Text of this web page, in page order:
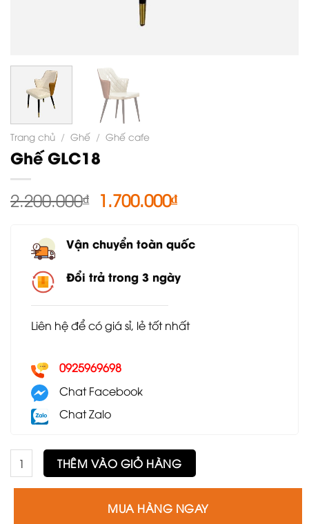
Trang chủ / Ghế / Ghế cafe
Ghế GLC18
2.200.000₫ Giá
gốc
2.200.000₫.
1.700.000₫Giá
là:
Vận chuyển toàn quốc
Đổi trả trong 3 ngày
Liên hệ để có giá sỉ, lẻ tốt nhất
0925969698
Chat Facebook
Chat Zalo
Ghế GLC18 số lượng
THÊM VÀO GIỎ HÀNG
MUA HÀNG NGAY